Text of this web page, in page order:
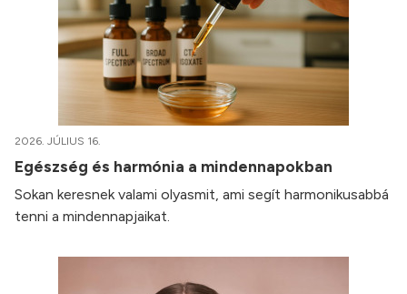
2026. JÚLIUS 16.
Egészség és harmónia a mindennapokban
Sokan keresnek valami olyasmit, ami segít harmonikusabbá
tenni a mindennapjaikat.